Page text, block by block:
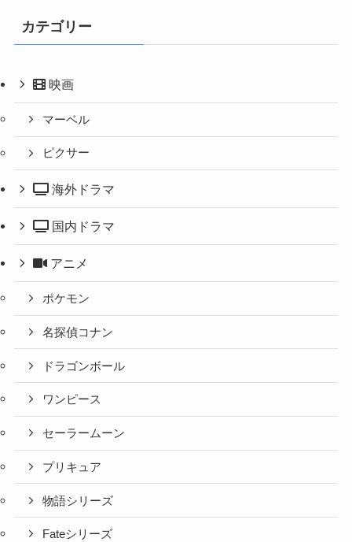
カテゴリー
映画
マーベル
ピクサー
海外ドラマ
国内ドラマ
アニメ
ポケモン
名探偵コナン
ドラゴンボール
ワンピース
セーラームーン
プリキュア
物語シリーズ
Fateシリーズ